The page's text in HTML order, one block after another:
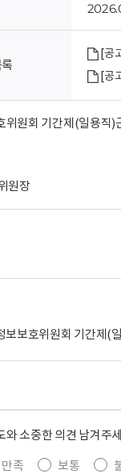
[공
[공
원회 기간제(일용직)
원장
보호위원회 기간제(
와 소중한 의견 남겨주
만족 보통